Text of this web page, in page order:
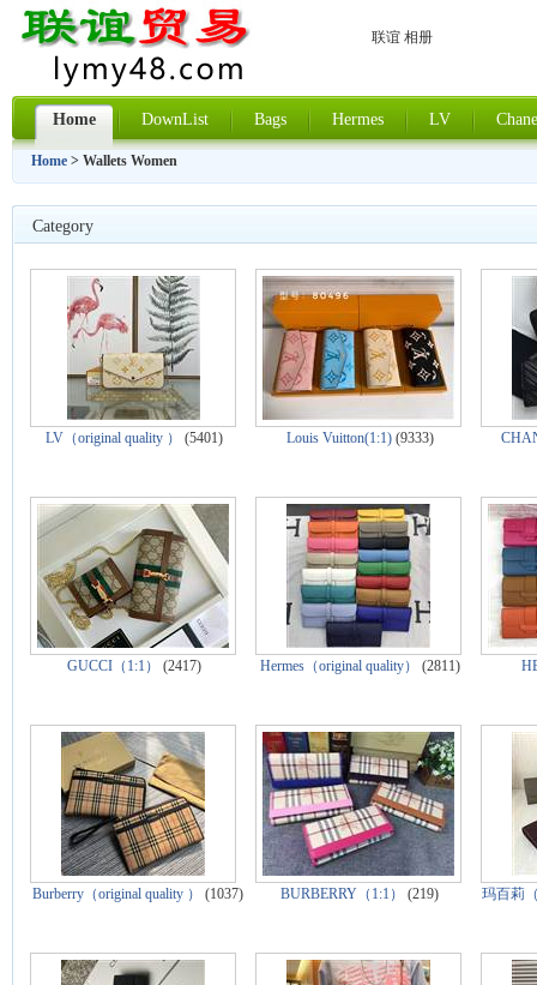
联谊 相册
Home DownList Bags Hermes LV
Home > Wallets Women
Category
LV（original quality ） (5401) Louis Vuitton(1:1)(9333)
GUCCI（1:1） (2417) Hermes（original quality） (2811)
Burberry（original quality ） (1037) BURBERRY（1:1） (219) 玛百莉